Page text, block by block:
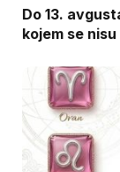
Do 13.
kojem se